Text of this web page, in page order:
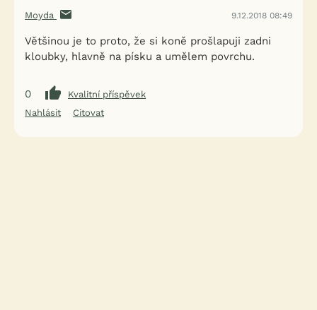
Moyda 9.12.2018 08:49
Většinou je to proto, že si koně prošlapuji zadni
kloubky, hlavně na písku a umělem povrchu.
0
Kvalitní příspěvek
Nahlásit
Citovat